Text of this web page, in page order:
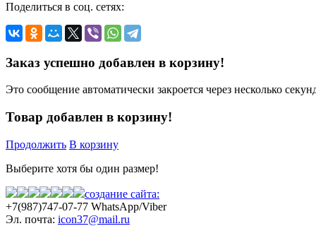
Поделиться в соц. сетях:
Заказ успешно добавлен в корзину!
Это сообщение автоматически закроется через несколько
Товар добавлен в корзину!
Продолжить В корзину
Выберите хотя бы один размер!
создание сайта:
+7(987)747-07-77 WhatsApp/Viber
Эл. почта: icon37@mail.ru